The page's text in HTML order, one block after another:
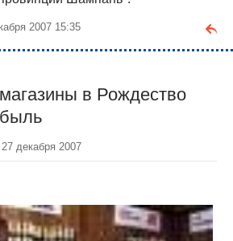
2007 15:35
в Рождество
27 декабря 2007